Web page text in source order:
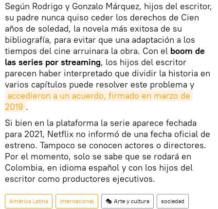
Según Rodrigo y Gonzalo Márquez, hijos del escritor,
su padre nunca quiso ceder los derechos de Cien
años de soledad, la novela más exitosa de su
bibliografía, para evitar que una adaptación a los
tiempos del cine arruinara la obra. Con el boom de
las series por streaming, los hijos del escritor
parecen haber interpretado que dividir la historia en
varios capítulos puede resolver este problema y
accedieron a un acuerdo, firmado en marzo de
2019 .
Si bien en la plataforma la serie aparece fechada
para 2021, Netflix no informó de una fecha oficial de
estreno. Tampoco se conocen actores o directores.
Por el momento, solo se sabe que se rodará en
Colombia, en idioma español y con los hijos del
escritor como productores ejecutivos.
América Latina Internacional 🎭 Arte y cultura sociedad